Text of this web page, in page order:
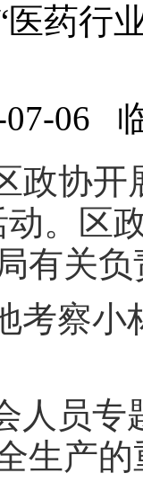
药行
07-06
政协
。区
有关
考察小
人员
生产